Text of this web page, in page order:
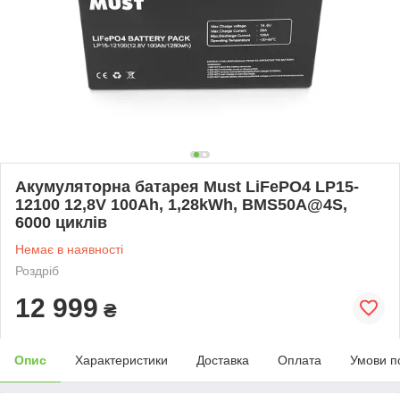
Акумуляторна батарея Must LiFePO4 LP15-
12100 12,8V 100Ah, 1,28kWh, BMS50A@4S,
6000 циклів
Немає в наявності
Роздріб
12 999 ₴
Опис Характеристики Доставка Оплата Умови